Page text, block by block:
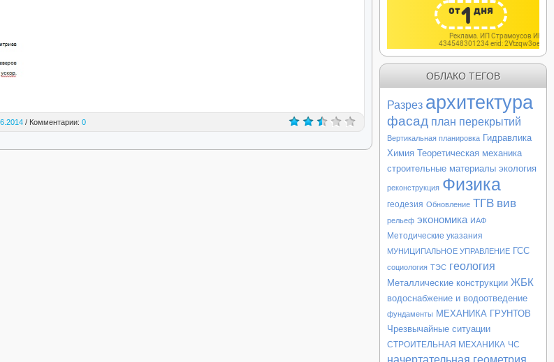
/ Комментарии: 0
ОБЛАКО ТЕГОВ
Разрез архитектура
фасад план перекрытий
Вертикальная планировка Гидравлика
Химия Теоретическая механика
строительные материалы экология
реконструкция Физика
геодезия Обновление ТГВ вив
рельеф экономика ИАФ
Методические указания
МУНИЦИПАЛЬНОЕ УПРАВЛЕНИЕ ГСС
социология ТЭС геология
Металлические конструкции ЖБК
водоснабжение и водоотведение
фундаменты МЕХАНИКА ГРУНТОВ
Чрезвычайные ситуации
СТРОИТЕЛЬНАЯ МЕХАНИКА ЧС
начертательная геометрия